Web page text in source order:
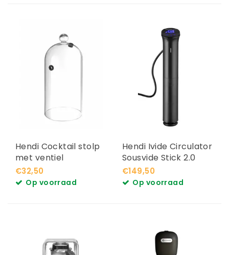
Hendi Cocktail stolp
met ventiel
€32,50
Op voorraad
Hendi Ivide Circulator
Sousvide Stick 2.0
€149,50
Op voorraad